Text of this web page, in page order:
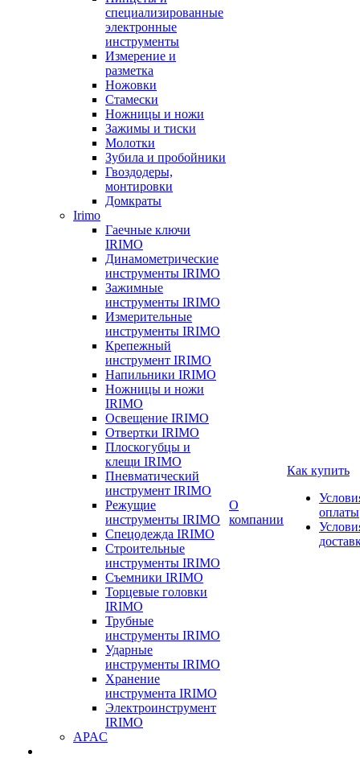
специализированные
электронные
инструменты
Измерение и
разметка
Ножовки
Стамески
Ножницы и ножи
Зажимы и тиски
Молотки
Зубила и пробойники
Гвоздодеры,
монтировки
Домкраты
Irimo
Гаечные ключи
IRIMO
Динамометрические
инструменты IRIMO
Зажимные
инструменты IRIMO
Измерительные
инструменты IRIMO
Крепежный
инструмент IRIMO
Напильники IRIMO
Ножницы и ножи
IRIMO
Освещение IRIMO
Отвертки IRIMO
Плоскогубцы и
клещи IRIMO
Пневматический
инструмент IRIMO
Режущие
инструменты IRIMO
Спецодежда IRIMO
Строительные
инструменты IRIMO
Съемники IRIMO
Торцевые головки
IRIMO
Трубные
инструменты IRIMO
Ударные
инструменты IRIMO
Хранение
инструмента IRIMO
Электроинструмент
IRIMO
APAC
О
компании
Как купить
оплаты